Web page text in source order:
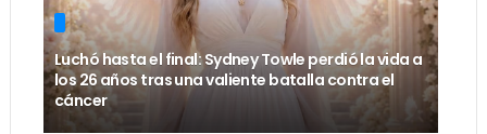
Luchó hasta el final: Sydney Towle perdió la vida a
los 26 años tras una valiente batalla contra el
cáncer